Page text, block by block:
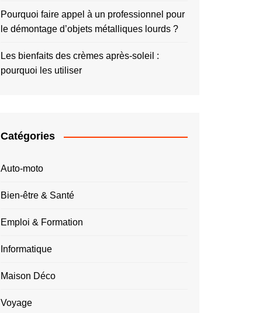
Pourquoi faire appel à un professionnel pour
le démontage d’objets métalliques lourds ?
Les bienfaits des crèmes après-soleil :
pourquoi les utiliser
Catégories
Auto-moto
Bien-être & Santé
Emploi & Formation
Informatique
Maison Déco
Voyage